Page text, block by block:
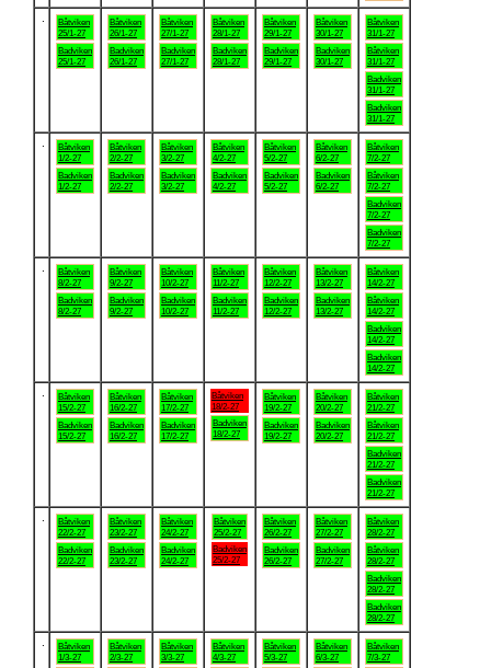
Båtviken
25/1-27
Badviken
25/1-27
Båtviken
26/1-27
Badviken
26/1-27
Båtviken
27/1-27
Badviken
27/1-27
Båtviken
28/1-27
Badviken
28/1-27
Båtviken
29/1-27
Badviken
29/1-27
Båtviken
30/1-27
Badviken
30/1-27
Båtviken
31/1-27
Båtviken
31/1-27
Badviken
31/1-27
Badviken
31/1-27
Båtviken
1/2-27
Badviken
1/2-27
Båtviken
2/2-27
Badviken
2/2-27
Båtviken
3/2-27
Badviken
3/2-27
Båtviken
4/2-27
Badviken
4/2-27
Båtviken
5/2-27
Badviken
5/2-27
Båtviken
6/2-27
Badviken
6/2-27
Båtviken
7/2-27
Båtviken
7/2-27
Badviken
7/2-27
Badviken
7/2-27
Båtviken
8/2-27
Badviken
8/2-27
Båtviken
9/2-27
Badviken
9/2-27
Båtviken
10/2-27
Badviken
10/2-27
Båtviken
11/2-27
Badviken
11/2-27
Båtviken
12/2-27
Badviken
12/2-27
Båtviken
13/2-27
Badviken
13/2-27
Båtviken
14/2-27
Båtviken
14/2-27
Badviken
14/2-27
Badviken
14/2-27
Båtviken
15/2-27
Badviken
15/2-27
Båtviken
16/2-27
Badviken
16/2-27
Båtviken
17/2-27
Badviken
17/2-27
Båtviken
18/2-27
Badviken
18/2-27
Båtviken
19/2-27
Badviken
19/2-27
Båtviken
20/2-27
Badviken
20/2-27
Båtviken
21/2-27
Båtviken
21/2-27
Badviken
21/2-27
Badviken
21/2-27
Båtviken
22/2-27
Badviken
22/2-27
Båtviken
23/2-27
Badviken
23/2-27
Båtviken
24/2-27
Badviken
24/2-27
Båtviken
25/2-27
Badviken
25/2-27
Båtviken
26/2-27
Badviken
26/2-27
Båtviken
27/2-27
Badviken
27/2-27
Båtviken
28/2-27
Båtviken
28/2-27
Badviken
28/2-27
Badviken
28/2-27
Båtviken
1/3-27
Båtviken
2/3-27
Båtviken
3/3-27
Båtviken
4/3-27
Båtviken
5/3-27
Båtviken
6/3-27
Båtviken
7/3-27